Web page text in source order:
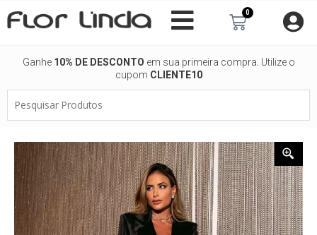
para
0
Carrinho
Ganhe 10% DE DESCONTO em sua primeira compra. Utilize o
cupom CLIENTE10
Produtos